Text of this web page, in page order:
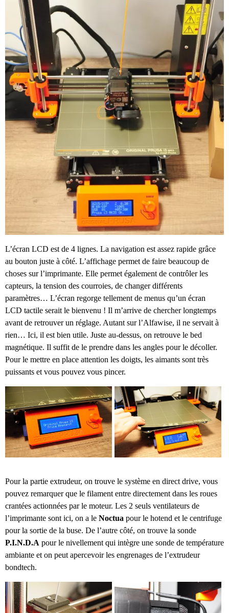
L’écran LCD est de 4 lignes. La navigation est assez rapide grâce
au bouton juste à côté. L’affichage permet de faire beaucoup de
choses sur l’imprimante. Elle permet également de contrôler les
capteurs, la tension des courroies, de changer différents
paramètres… L’écran regorge tellement de menus qu’un écran
LCD tactile serait le bienvenu ! Il m’arrive de chercher longtemps
avant de retrouver un réglage. Autant sur l’Alfawise, il ne servait à
rien… Ici, il est bien utile. Juste au-dessus, on retrouve le bed
magnétique. Il suffit de le prendre dans les angles pour le décoller.
Pour le mettre en place attention les doigts, les aimants sont très
puissants et vous pouvez vous pincer.
Pour la partie extrudeur, on trouve le système en direct drive, vous
pouvez remarquer que le filament entre directement dans les roues
crantées actionnées par le moteur. Les 2 seuls ventilateurs de
l’imprimante sont ici, on a le Noctua pour le hotend et le centrifuge
pour la sortie de la buse. De l’autre côté, on trouve la sonde
P.I.N.D.A pour le nivellement qui intègre une sonde de température
ambiante et on peut apercevoir les engrenages de l’extrudeur
bondtech.